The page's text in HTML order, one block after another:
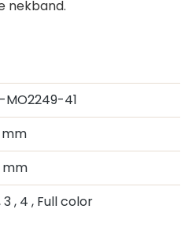
nekband.
MO2249-41
mm
3, 4 , Full color